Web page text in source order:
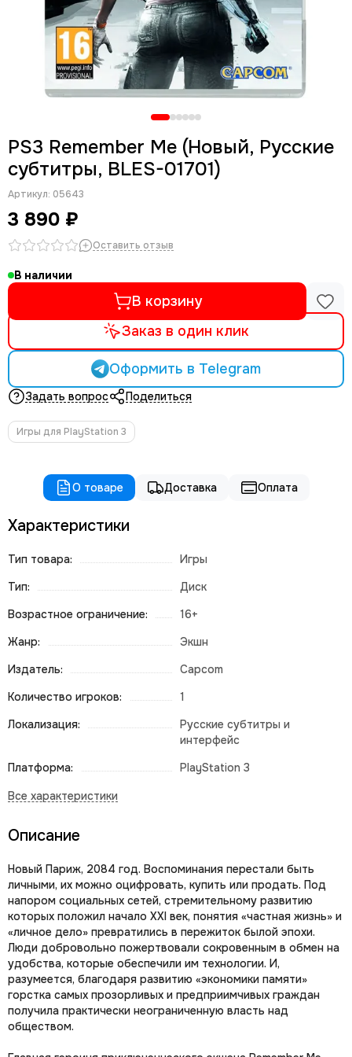
PS3 Remember Me (Новый, Русские
субтитры, BLES-01701)
Артикул: 05643
3 890 ₽
Оставить отзыв
В наличии
В корзину
Заказ в один клик
Оформить в Telegram
Задать вопрос Поделиться
Игры для PlayStation 3
О товаре Доставка Оплата
Характеристики
Тип товара:
Игры
Тип:
Диск
Возрастное ограничение:
16+
Жанр:
Экшн
Издатель:
Capcom
Количество игроков:
1
Локализация:
Русские субтитры и
интерфейс
Платформа:
PlayStation 3
Описание
Новый Париж, 2084 год. Воспоминания перестали быть
личными, их можно оцифровать, купить или продать. Под
напором социальных сетей, стремительному развитию
которых положил начало XXI век, понятия «частная жизнь» и
«личное дело» превратились в пережиток былой эпохи.
Люди добровольно пожертвовали сокровенным в обмен на
удобства, которые обеспечили им технологии. И,
разумеется, благодаря развитию «экономики памяти»
горстка самых прозорливых и предприимчивых граждан
получила практически неограниченную власть над
обществом.